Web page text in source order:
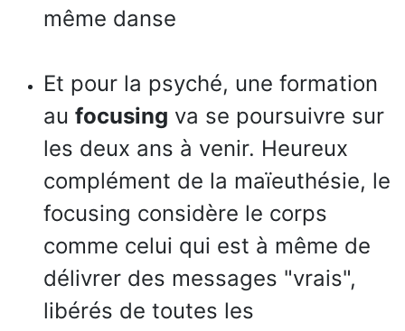
même danse
Et pour la psyché, une formation
au focusing va se poursuivre sur
les deux ans à venir. Heureux
complément de la maïeuthésie, le
focusing considère le corps
comme celui qui est à même de
délivrer des messages "vrais",
libérés de toutes les